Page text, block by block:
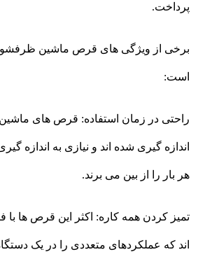
پرداخت.
برخی از ویژگی های قرص ماشین
است:
راحتی در زمان استفاده: قرص های
اندازه گیری شده اند و نیازی به اندازه
هر بار را از بین می برند.
تمیز کردن همه کاره: اکثر این قرص ها
اند که عملکردهای متعددی را در یک